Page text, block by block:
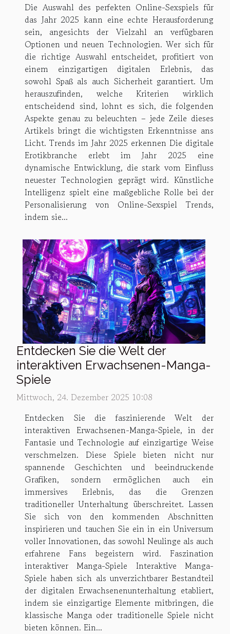
Die Auswahl des perfekten Online-Sexspiels für
das Jahr 2025 kann eine echte Herausforderung
sein, angesichts der Vielzahl an verfügbaren
Optionen und neuen Technologien. Wer sich für
die richtige Auswahl entscheidet, profitiert von
einem einzigartigen digitalen Erlebnis, das
sowohl Spaß als auch Sicherheit garantiert. Um
herauszufinden, welche Kriterien wirklich
entscheidend sind, lohnt es sich, die folgenden
Aspekte genau zu beleuchten – jede Zeile dieses
Artikels bringt die wichtigsten Erkenntnisse ans
Licht. Trends im Jahr 2025 erkennen Die digitale
Erotikbranche erlebt im Jahr 2025 eine
dynamische Entwicklung, die stark vom Einfluss
neuester Technologien geprägt wird. Künstliche
Intelligenz spielt eine maßgebliche Rolle bei der
Personalisierung von Online-Sexspiel Trends,
indem sie...
Entdecken Sie die Welt der
interaktiven Erwachsenen-Manga-
Spiele
Mittwoch, 24. Dezember 2025 10:08
Entdecken Sie die faszinierende Welt der
interaktiven Erwachsenen-Manga-Spiele, in der
Fantasie und Technologie auf einzigartige Weise
verschmelzen. Diese Spiele bieten nicht nur
spannende Geschichten und beeindruckende
Grafiken, sondern ermöglichen auch ein
immersives Erlebnis, das die Grenzen
traditioneller Unterhaltung überschreitet. Lassen
Sie sich von den kommenden Abschnitten
inspirieren und tauchen Sie ein in ein Universum
voller Innovationen, das sowohl Neulinge als auch
erfahrene Fans begeistern wird. Faszination
interaktiver Manga-Spiele Interaktive Manga-
Spiele haben sich als unverzichtbarer Bestandteil
der digitalen Erwachsenenunterhaltung etabliert,
indem sie einzigartige Elemente mitbringen, die
klassische Manga oder traditionelle Spiele nicht
bieten können. Ein...